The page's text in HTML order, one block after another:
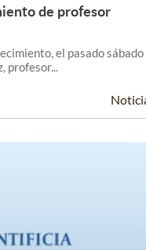
Leer Más +
de profesor
el pasado sábado
profesor...